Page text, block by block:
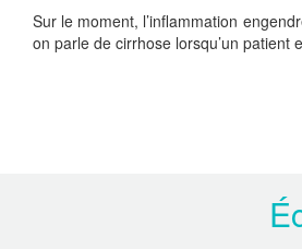
Sur le moment, l’inflammation
on parle de cirrhose lorsqu’un